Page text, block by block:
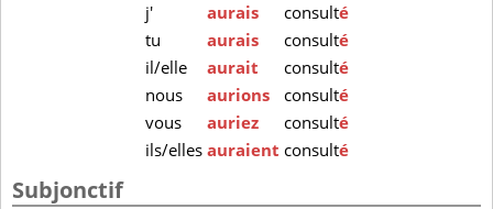
j'
aurais consulté
tu
aurais consulté
il/elle
aurait consulté
nous
aurions consulté
vous
auriez consulté
ils/elles auraient consulté
Subjonctif